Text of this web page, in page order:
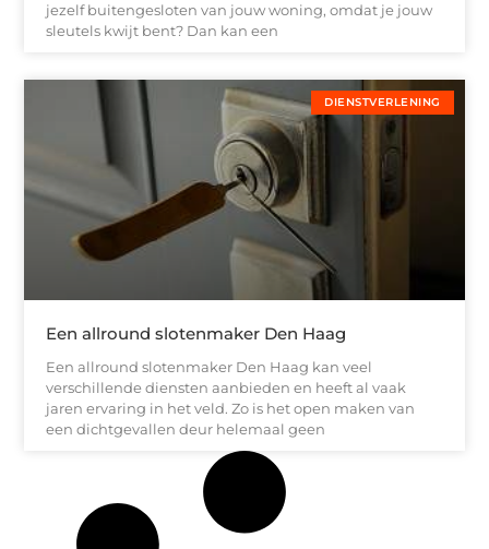
jezelf buitengesloten van jouw woning, omdat je jouw
sleutels kwijt bent? Dan kan een
DIENSTVERLENING
Een allround slotenmaker Den Haag
Een allround slotenmaker Den Haag kan veel
verschillende diensten aanbieden en heeft al vaak
jaren ervaring in het veld. Zo is het open maken van
een dichtgevallen deur helemaal geen